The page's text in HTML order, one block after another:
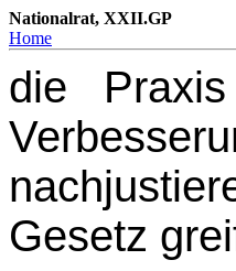
Nationalrat, XXII.GP
Home
die
Gesetz